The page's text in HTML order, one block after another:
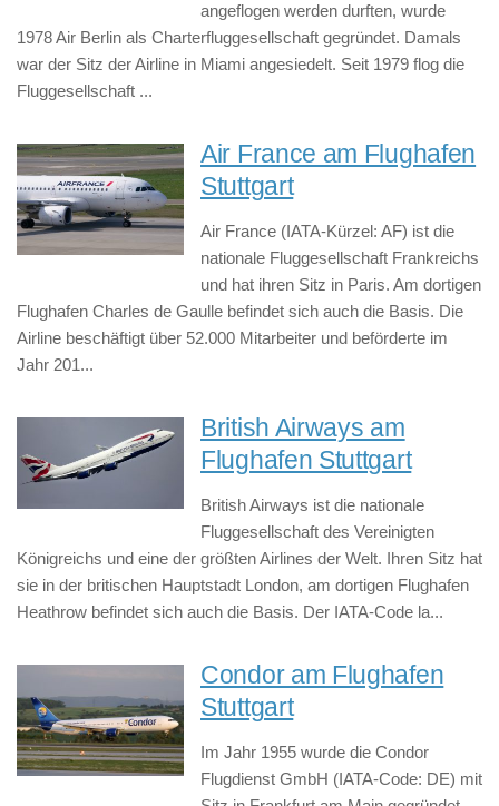
angeflogen werden durften, wurde
1978 Air Berlin als Charterfluggesellschaft gegründet. Damals
war der Sitz der Airline in Miami angesiedelt. Seit 1979 flog die
Fluggesellschaft ...
Air France am Flughafen
Stuttgart
Air France (IATA-Kürzel: AF) ist die
nationale Fluggesellschaft Frankreichs
und hat ihren Sitz in Paris. Am dortigen
Flughafen Charles de Gaulle befindet sich auch die Basis. Die
Airline beschäftigt über 52.000 Mitarbeiter und beförderte im
Jahr 201...
British Airways am
Flughafen Stuttgart
British Airways ist die nationale
Fluggesellschaft des Vereinigten
Königreichs und eine der größten Airlines der Welt. Ihren Sitz hat
sie in der britischen Hauptstadt London, am dortigen Flughafen
Heathrow befindet sich auch die Basis. Der IATA-Code la...
Condor am Flughafen
Stuttgart
Im Jahr 1955 wurde die Condor
Flugdienst GmbH (IATA-Code: DE) mit